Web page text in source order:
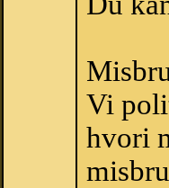
Vi
hvori